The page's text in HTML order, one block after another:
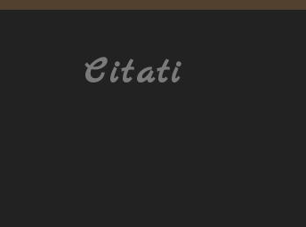
Citati